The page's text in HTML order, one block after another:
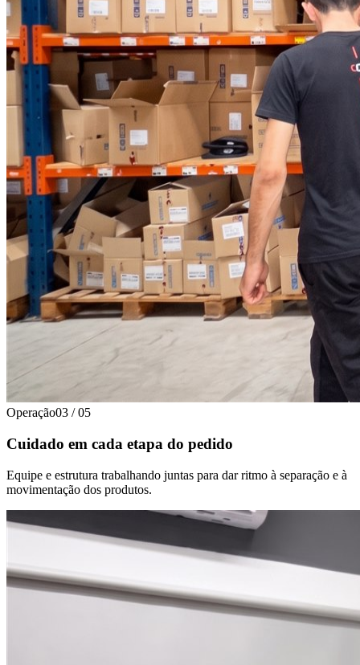
Operação03 / 05
Cuidado em cada etapa do pedido
Equipe e estrutura trabalhando juntas para dar ritmo à separação e à
movimentação dos produtos.